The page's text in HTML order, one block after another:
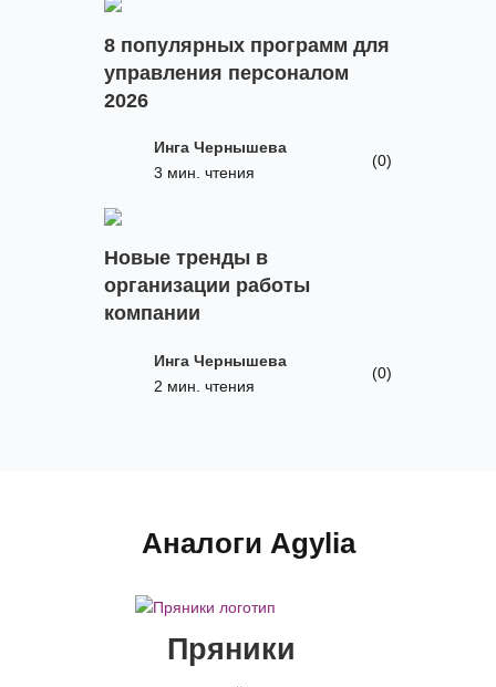
8 популярных программ для
управления персоналом
2026
Инга Чернышева
3 мин. чтения
(0)
Новые тренды в
организации работы
компании
Инга Чернышева
2 мин. чтения
(0)
Аналоги Agylia
Пряники